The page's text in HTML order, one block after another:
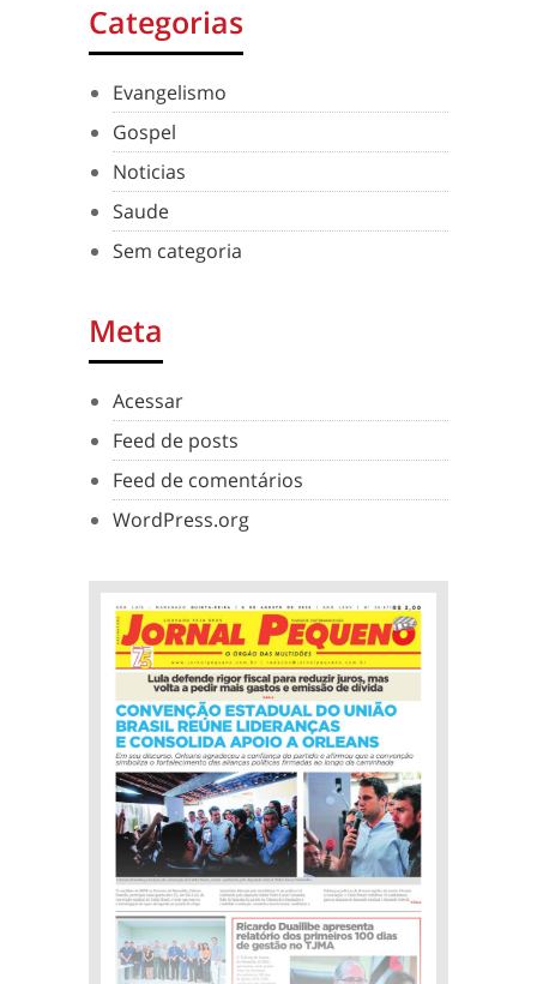
Categorias
Evangelismo
Gospel
Noticias
Saude
Sem categoria
Meta
Acessar
Feed de posts
Feed de comentários
WordPress.org